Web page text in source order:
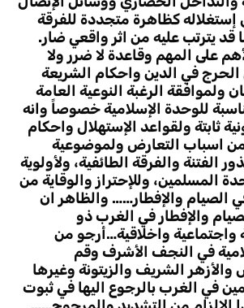
إستغلاله كظاهرة متجددة للفرقة
قد يترتب عليه من اثر واقعي ضار.
على المهم وقاعدة لا ضرر ولا
في الدين واحكام الشريعة
ولموافقة الرغبة النوعية العامة
للوحدة الإسلامية خصوصاً وانه
ثابتة ولقواعد الإستهلال واحكام
من اسباب التعارض ولموضوعية
الفتنة والفرقة الطائفية، ولأولوية
المسلمين، وللإحتراز والوقاية من
الصيام والإفطار…… والظاهر ان
والإفطار في الغرب ذو
واخلاقية…أرجو من
في النجف الأشرف وقم
الشريف والزيتونة وغيرها
في الغرب بالرجوع اليها في ثبوت